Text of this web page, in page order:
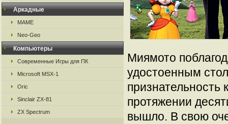
Аркадные
MAME
Neo-Geo
Компьютеры
Современные Игры для ПК
Microsoft MSX-1
Oric
Sinclair ZX-81
ZX Spectrum
Миямото
удостоенным
протяжении
вышло. В свою